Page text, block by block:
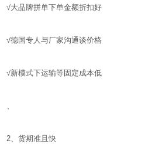
√大品牌拼单下单金额折扣好
√德国专人与厂家沟通谈价格
√新模式下运输等固定成本低
、
2、货期准且快